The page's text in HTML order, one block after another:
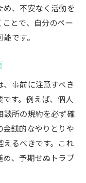
、不安なく活動を
とで、自分のペー
です。
事前に注意すべき
す。例えば、個人
談所の規約を必ず確
銭的なやりとりや
るべきです。これ
め、予期せぬトラブ